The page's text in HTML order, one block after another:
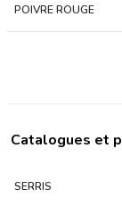
POIVRE ROUGE
Catalogues et
SERRIS